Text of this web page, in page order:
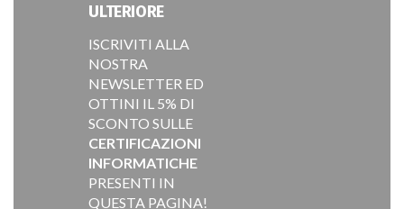
ULTERIORE
ISCRIVITI ALLA
NOSTRA
NEWSLETTER ED
OTTINI IL 5% DI
SCONTO SULLE
CERTIFICAZIONI
INFORMATICHE
PRESENTI IN
QUESTA PAGINA!